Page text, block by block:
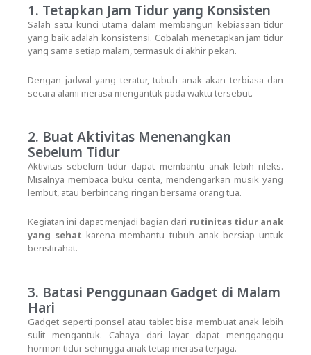
1. Tetapkan Jam Tidur yang Konsisten
Salah satu kunci utama dalam membangun kebiasaan tidur
yang baik adalah konsistensi. Cobalah menetapkan jam tidur
yang sama setiap malam, termasuk di akhir pekan.
Dengan jadwal yang teratur, tubuh anak akan terbiasa dan
secara alami merasa mengantuk pada waktu tersebut.
2. Buat Aktivitas Menenangkan
Sebelum Tidur
Aktivitas sebelum tidur dapat membantu anak lebih rileks.
Misalnya membaca buku cerita, mendengarkan musik yang
lembut, atau berbincang ringan bersama orang tua.
Kegiatan ini dapat menjadi bagian dari rutinitas tidur anak
yang sehat karena membantu tubuh anak bersiap untuk
beristirahat.
3. Batasi Penggunaan Gadget di Malam
Hari
Gadget seperti ponsel atau tablet bisa membuat anak lebih
sulit mengantuk. Cahaya dari layar dapat mengganggu
hormon tidur sehingga anak tetap merasa terjaga.